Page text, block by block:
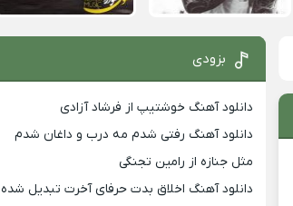
بزودی
دانلود آهنگ خوشتیپ از فرشاد آزادی
دانلود آهنگ رفتی شدم مه درب و داغان شدم
مثل جنازه از رامین تجنگی
دانلود آهنگ اخلاق بدت حرفای آخرت تبدیل شده